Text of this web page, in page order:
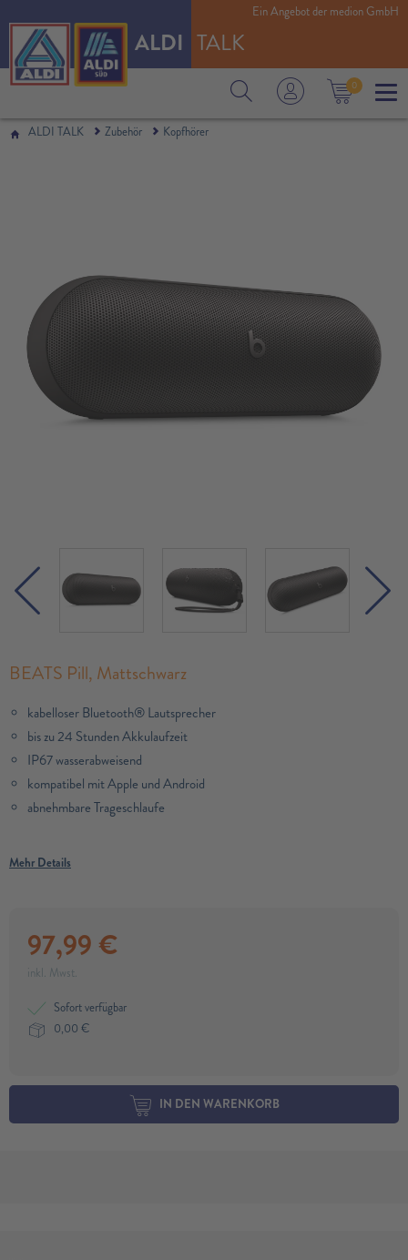
ALDI TALK
0
Ein Angebot der medion GmbH
ALDI TALK Zubehör Kopfhörer
BEATS Pill, Mattschwarz
kabelloser Bluetooth® Lautsprecher
bis zu 24 Stunden Akkulaufzeit
IP67 wasserabweisend
kompatibel mit Apple und Android
abnehmbare Trageschlaufe
Mehr Details
97,99 €
inkl. Mwst.
Sofort verfügbar
0,00 €
IN DEN WARENKORB